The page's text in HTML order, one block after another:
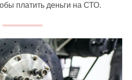
платить деньги на СТО.